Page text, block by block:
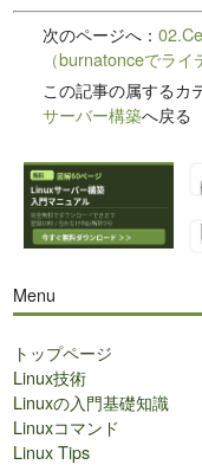
次のページへ：
（burnatonceでライ
この記事の属するカ
サーバー構築へ戻る
Menu
トップページ
Linux技術
Linuxの入門基礎知識
Linuxコマンド
Linux Tips